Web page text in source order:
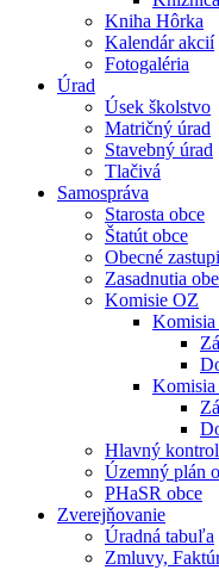
Kniha Hôrka
Kalendár akcií
Fotogaléria
Úrad
Úsek školstvo
Matričný úrad
Stavebný úrad
Tlačivá
Samospráva
Starosta obce
Štatút obce
Obecné
Zasadnutia
Komisie OZ
Komisia
Komisia
Hlavný
Územný plán
PHaSR obce
Zverejňovanie
Úradná tabuľa
Zmluvy,